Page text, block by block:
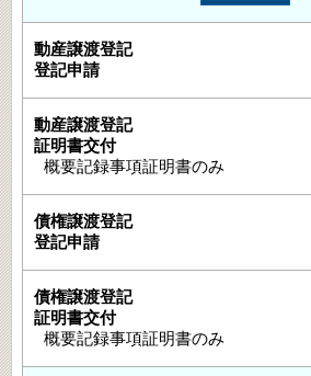
概要記録事項証明書のみ
概要記録事項証明書のみ